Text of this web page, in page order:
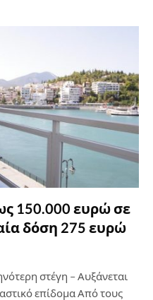
150.000 ευρώ σε
δόση 275 ευρώ
στέγη – Αυξάνεται
επίδομα Από τους